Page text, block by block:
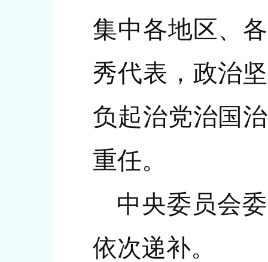
集中各地区、
秀代表，政治
负起治党治国
重任。
中央委员会
依次递补。